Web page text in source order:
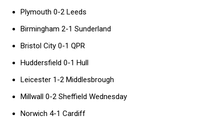
Plymouth 0-2 Leeds
Birmingham 2-1 Sunderland
Bristol City 0-1 QPR
Huddersfield 0-1 Hull
Leicester 1-2 Middlesbrough
Millwall 0-2 Sheffield Wednesday
Norwich 4-1 Cardiff